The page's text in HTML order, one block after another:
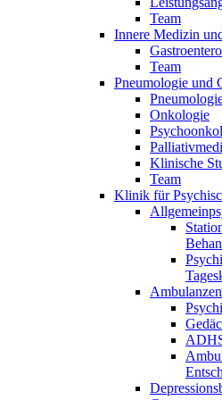
Team
Innere Medizin
Team
Pneumologie und
Onkologie
Klinische
Team
Klinik für
Ambulanzen